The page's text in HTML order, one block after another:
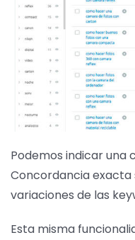
Podemos indicar una
Concordancia exacta
variaciones de las
Esta misma